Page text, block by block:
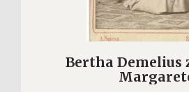
Bertha Demelius